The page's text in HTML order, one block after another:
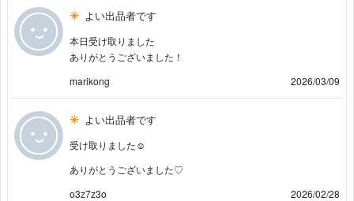
よい出品者です
本日受け取りました
ありがとうございました！
marikong
2026/03/09
よい出品者です
受け取りました☺️
ありがとうございました♡
o3z7z3o
2026/02/28